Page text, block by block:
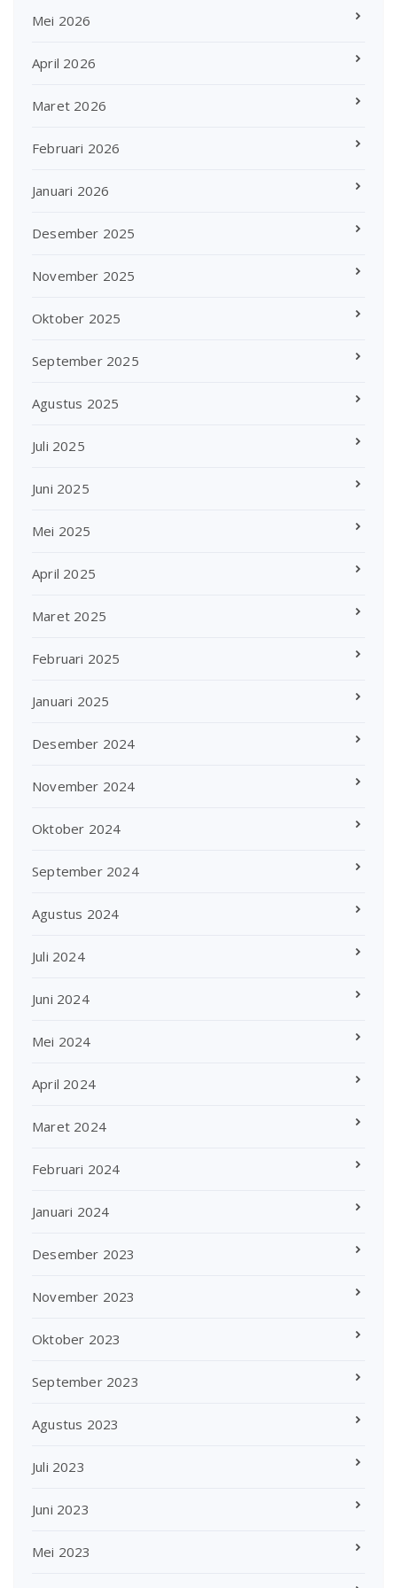
Mei 2026
April 2026
Maret 2026
Februari 2026
Januari 2026
Desember 2025
November 2025
Oktober 2025
September 2025
Agustus 2025
Juli 2025
Juni 2025
Mei 2025
April 2025
Maret 2025
Februari 2025
Januari 2025
Desember 2024
November 2024
Oktober 2024
September 2024
Agustus 2024
Juli 2024
Juni 2024
Mei 2024
April 2024
Maret 2024
Februari 2024
Januari 2024
Desember 2023
November 2023
Oktober 2023
September 2023
Agustus 2023
Juli 2023
Juni 2023
Mei 2023